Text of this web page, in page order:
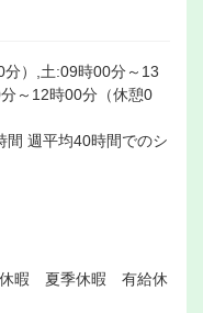
）,土:09時00分～13
～12時00分（休憩0
週平均40時間でのシ
暇 夏季休暇 有給休